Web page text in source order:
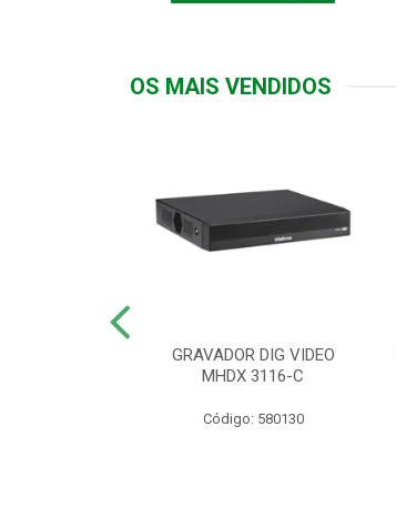
OS MAIS VENDIDOS
GRAVADOR DIG VIDEO
MHDX 3116-C
Código: 580130